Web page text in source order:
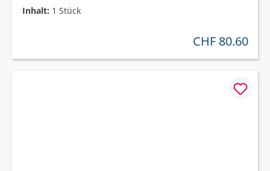
Inhalt: 1 Stück
regulärer preis:
CHF 80.60